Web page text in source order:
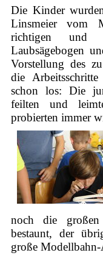
Die Kinder
Linsmeier vom
richtigen und
Laubsägebogen
Vorstellung des
die
schon los: Die
feilten und
probierten immer
noch die großen
bestaunt, der
große Modellbahn-